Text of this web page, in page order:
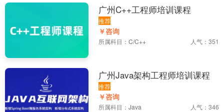
广州C++工程师培训课程
推荐
￥咨询
所属科目： C/C++ 人气：351
广州Java架构工程师培训课程
推荐
￥咨询
所属科目： Java 人气：346